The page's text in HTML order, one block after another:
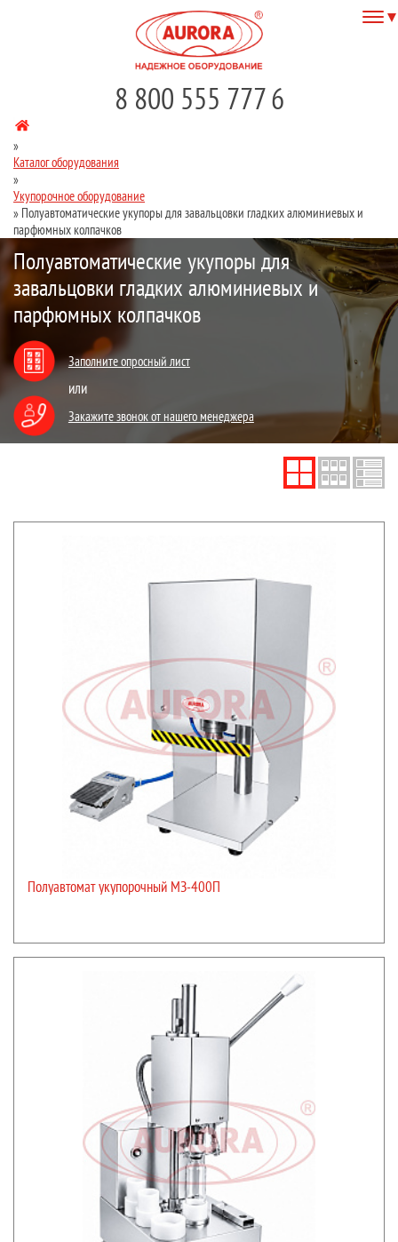
8 800 555 777 6
»
Каталог оборудования
»
Укупорочное оборудование
» Полуавтоматические укупоры для завальцовки гладких алюминиевых и
парфюмных колпачков
Полуавтоматические укупоры для
завальцовки гладких алюминиевых и
парфюмных колпачков
Заполните опросный лист
или
Закажите звонок от нашего менеджера
Полуавтомат укупорочный МЗ-400П